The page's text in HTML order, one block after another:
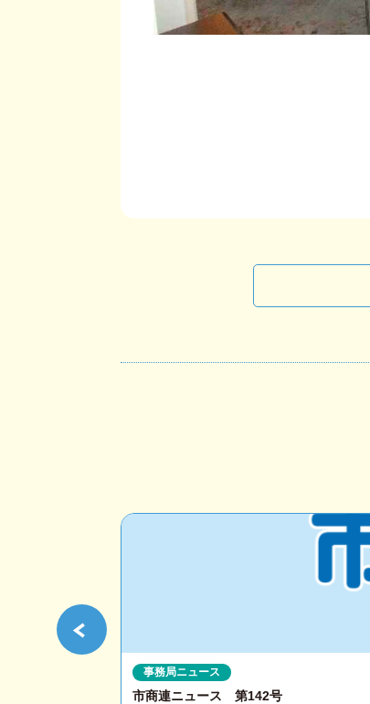
市商連ニュース 第142号
事務局ニュース